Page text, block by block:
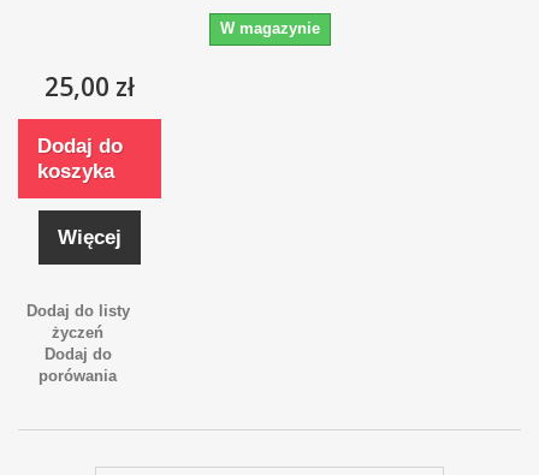
W magazynie
25,00 zł
Dodaj do
koszyka
Więcej
Dodaj do listy
życzeń
Dodaj do
porówania